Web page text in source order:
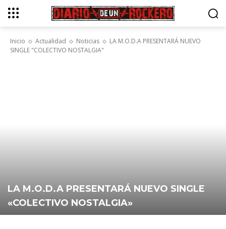
Inicio Actualidad Noticias
LA M.O.D.A PRESENTARÁ NUEVO
SINGLE "COLECTIVO NOSTALGIA"
LA M.O.D.A PRESENTARÁ NUEVO SINGLE
«COLECTIVO NOSTALGIA»